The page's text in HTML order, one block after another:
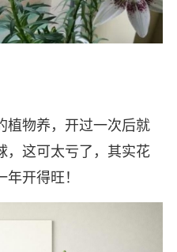
植物养，开过一次后就
，这可太亏了，其实花
开得旺！